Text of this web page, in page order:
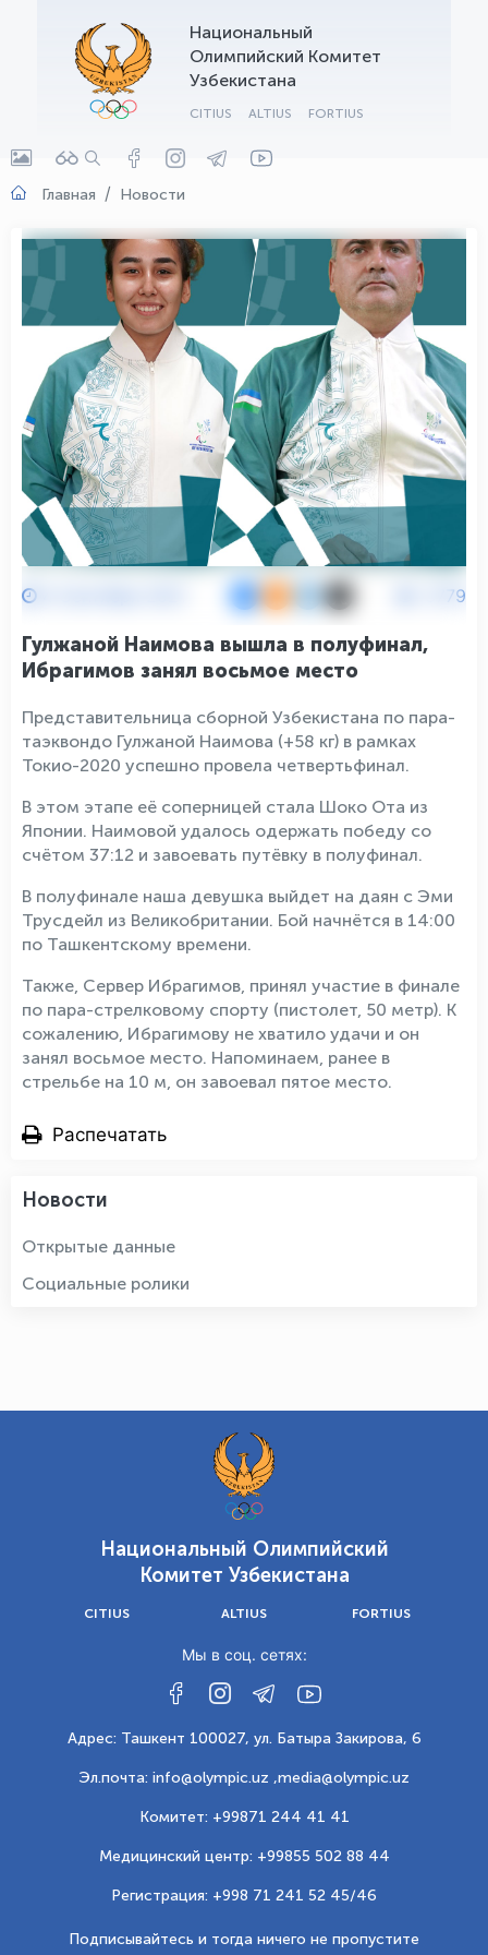
Национальный
Олимпийский Комитет
Узбекистана
CITIUS ALTIUS FORTIUS
Главная Новости
3779
Гулжаной Наимова вышла в полуфинал,
Ибрагимов занял восьмое место
Представительница сборной Узбекистана по пара-
таэквондо Гулжаной Наимова (+58 кг) в рамках
Токио-2020 успешно провела четвертьфинал.
В этом этапе её соперницей стала Шоко Ота из
Японии. Наимовой удалось одержать победу со
счётом 37:12 и завоевать путёвку в полуфинал.
В полуфинале наша девушка выйдет на даян с Эми
Трусдейл из Великобритании. Бой начнётся в 14:00
по Ташкентскому времени.
Также, Сервер Ибрагимов, принял участие в финале
по пара-стрелковому спорту (пистолет, 50 метр). К
сожалению, Ибрагимову не хватило удачи и он
занял восьмое место. Напоминаем, ранее в
стрельбе на 10 м, он завоевал пятое место.
Распечатать
Новости
Открытые данные
Социальные ролики
Национальный Олимпийский
Комитет Узбекистана
CITIUS ALTIUS FORTIUS
Мы в соц. сетях:
Адрес: Ташкент 100027, ул. Батыра Закирова, 6
Эл.почта: info@olympic.uz ,media@olympic.uz
Комитет: +99871 244 41 41
Медицинский центр: +99855 502 88 44
Регистрация: +998 71 241 52 45/46
Подписывайтесь и тогда ничего не пропустите
OLYMPCHIK AI - yordamchi
Онлайн · olympic.uz